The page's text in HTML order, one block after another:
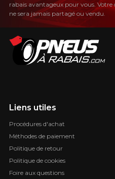
Liens utiles
Procédures d'achat
Méthodes de paiement
Politique de retour
Politique de cookies
Foire aux questions
rabais avantageux pour vous. Votre
ne sera jamais partagé ou vendu.